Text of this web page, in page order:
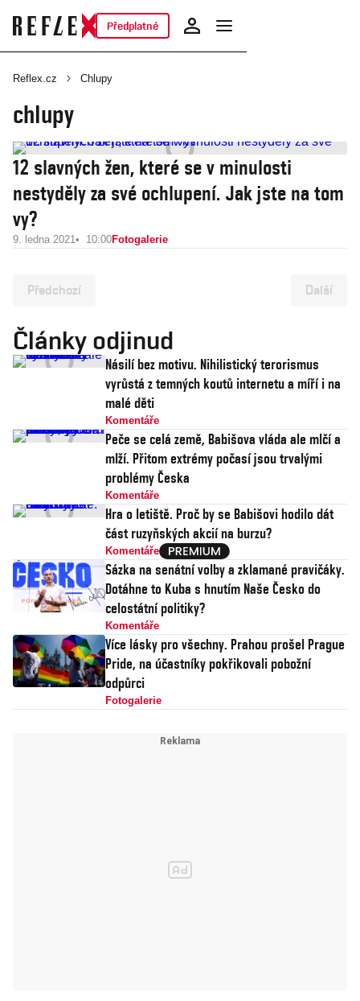
Předplatné
Reflex.cz Chlupy
chlupy
12 slavných žen, které se v minulosti
nestyděly za své ochlupení. Jak jste na tom
vy?
9. ledna 2021 10:00Fotogalerie
Předchozí Další
Články odjinud
Násilí bez motivu. Nihilistický terorismus
vyrůstá z temných koutů internetu a míří i na
malé děti
Komentáře
Peče se celá země, Babišova vláda ale mlčí a
mlží. Přitom extrémy počasí jsou trvalými
problémy Česka
Komentáře
Hra o letiště. Proč by se Babišovi hodilo dát
část ruzyňských akcií na burzu?
Komentáře
Sázka na senátní volby a zklamané pravičáky.
Dotáhne to Kuba s hnutím Naše Česko do
celostátní politiky?
Komentáře
Více lásky pro všechny. Prahou prošel Prague
Pride, na účastníky pokřikovali pobožní
odpůrci
Fotogalerie